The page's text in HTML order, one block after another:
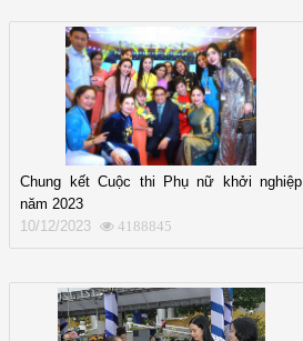
Chung kết Cuộc thi Phụ nữ khởi nghiệp
năm 2023
10/12/2023
4188845